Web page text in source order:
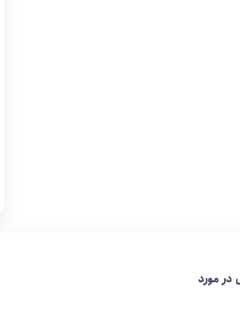
مورد